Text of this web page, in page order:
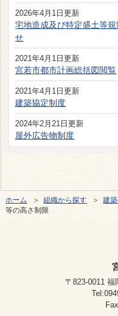
2026年4月1日更新
宅地造成及び特定盛土等
せ
2021年4月1日更新
宮若市都市計画総括図閲覧
2021年4月1日更新
建築協定制度
2024年2月21日更新
屋外広告物制度
ホーム ＞組織から探す ＞建
等の高さ制限
〒823-0011 福